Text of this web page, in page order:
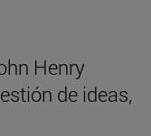
Henry
de ideas,